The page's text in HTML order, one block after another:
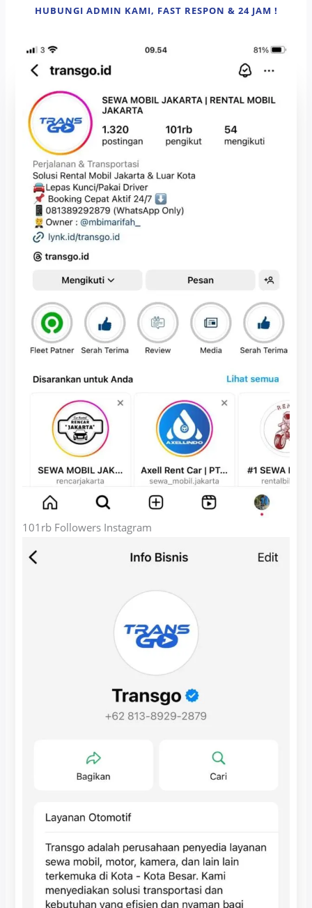
HUBUNGI ADMIN KAMI, FAST RESPON & 24 JAM !
101rb Followers Instagram